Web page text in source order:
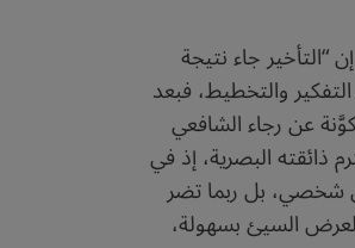
جاء نتيجة
والتخطيط، فبعد
عن رجاء الشافعي
البصرية، إذ في
شخصي، بل ربما تضر
السيئ بسهولة،